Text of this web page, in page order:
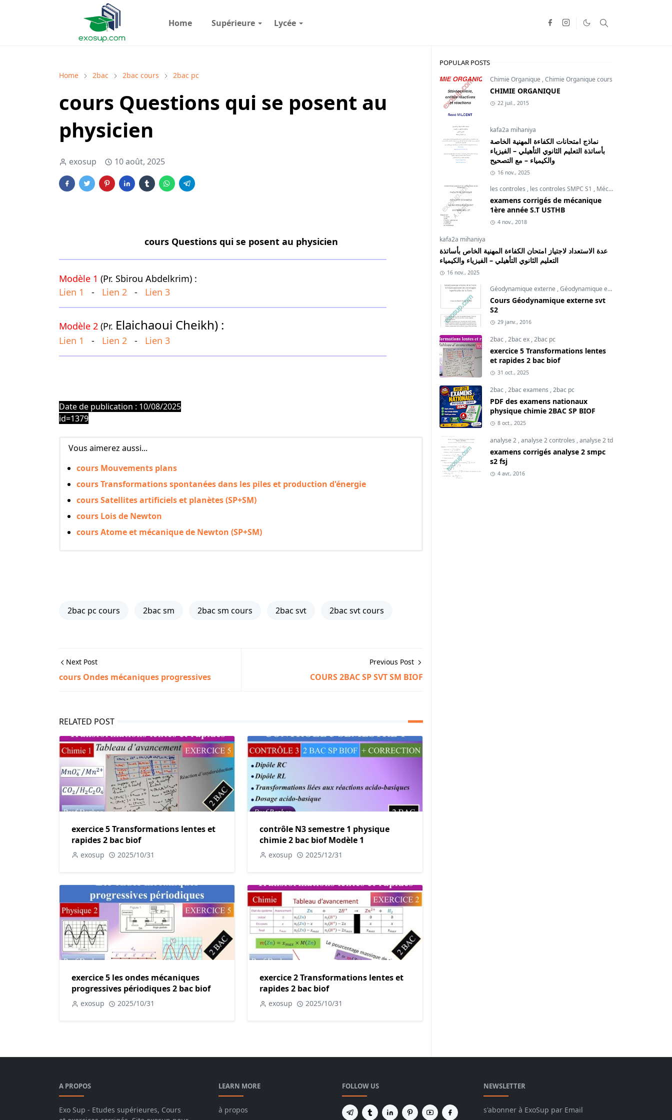
Home Supérieure Lycée
Home 2bac 2bac cours 2bac pc
cours Questions qui se posent au
physicien
exosup 10 août, 2025
cours Questions qui se posent au physicien
Modèle 1 (Pr. Sbirou Abdelkrim) :
Lien 1
- Lien 2 - Lien 3
Modèle 2 (Pr. Elaichaoui Cheikh) :
Lien 1 - Lien 2 - Lien 3
Date de publication : 10/08/2025
id=1379
Vous aimerez aussi...
cours Mouvements plans
cours Transformations spontanées dans les piles et production d'énergie
cours Satellites artificiels et planètes (SP+SM)
cours Lois de Newton
cours Atome et mécanique de Newton (SP+SM)
2bac pc cours 2bac sm 2bac sm cours 2bac svt 2bac svt cours
Next Post
cours Ondes mécaniques progressives
Previous Post
COURS 2BAC SP SVT SM BIOF
RELATED POST
exercice 5 Transformations lentes et
rapides 2 bac biof
exosup 2025/10/31
contrôle N3 semestre 1 physique
chimie 2 bac biof Modèle 1
exosup 2025/12/31
exercice 5 les ondes mécaniques
progressives périodiques 2 bac biof
exosup 2025/10/31
exercice 2 Transformations lentes et
rapides 2 bac biof
exosup 2025/10/31
POPULAR POSTS
Chimie Organique ,Chimie Organique cours
CHIMIE ORGANIQUE
22 juil., 2015
kafa2a mihaniya
نماذج امتحانات الكفاءة المهنية الخاصة
بأساتذة التعليم الثانوي التأهيلي – الفيزياء
والكيمياء – مع التصحيح
16 nov., 2025
les controles , les controles SMPC S1 , Mécanique du point
examens corrigés de mécanique
1ère année S.T USTHB
4 nov., 2018
kafa2a mihaniya
عدة الاستعداد لاجتياز امتحان الكفاءة المهنية الخاص بأساتذة
التعليم الثانوي التأهيلي – الفيزياء والكيمياء
16 nov., 2025
Géodynamique externe ,Géodynamique externe cours
Cours Géodynamique externe svt
S2
29 janv., 2016
2bac,2bac ex,2bac pc
exercice 5 Transformations lentes
et rapides 2 bac biof
31 oct., 2025
2bac,2bac examens ,2bac pc
PDF des examens nationaux
physique chimie 2BAC SP BIOF
8 oct., 2025
analyse 2,analyse 2 controles ,analyse 2 td
examens corrigés analyse 2 smpc
s2 fsj
4 avr., 2016
A PROPOS
Exo Sup - Etudes supérieures, Cours
LEARN MORE
à propos
FOLLOW US NEWSLETTER
s'abonner à ExoSup par Email